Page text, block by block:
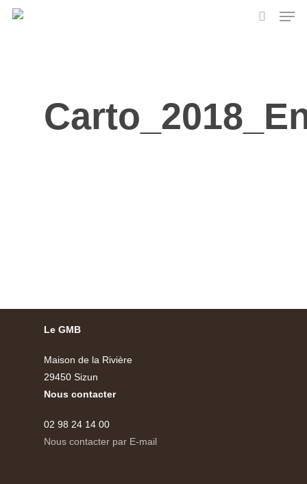
Skip
Le GMB
Maison de la Rivière
29450 Sizun
Nous contacter
02 98 24 14 00
Nous contacter par E-mail